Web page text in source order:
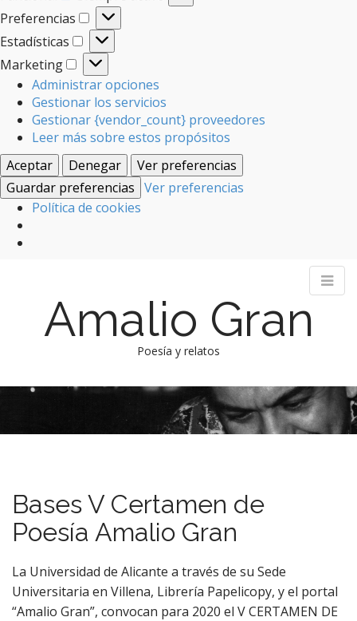
Funcional
Preferencias
Preferencias
Estadísticas
Estadísticas
Marketing
Marketing
Administrar opciones
Gestionar los servicios
Gestionar {vendor_count} proveedores
Leer más sobre estos propósitos
Aceptar
Denegar
Ver preferencias
Guardar preferencias Ver preferencias
Política de cookies
Amalio Gran
Poesía y relatos
M
n
u
p
o
n
t
n
t
Bases V Certamen de
Poesía Amalio Gran
La Universidad de Alicante a través de su Sede
Universitaria en Villena, Librería Papelicopy, y el portal
“Amalio Gran”, convocan para 2020 el V CERTAMEN DE